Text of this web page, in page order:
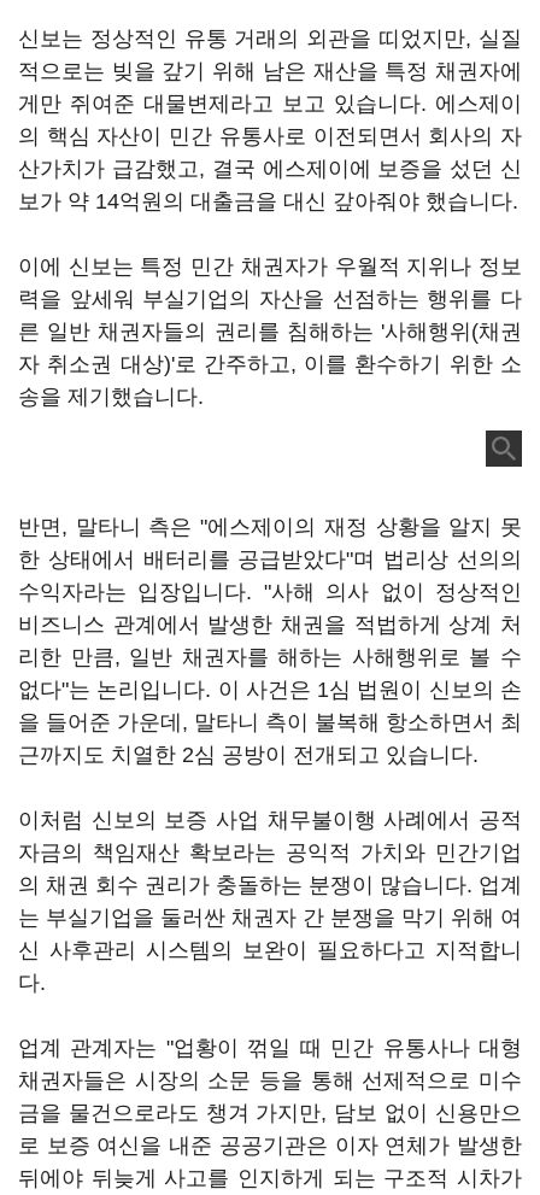
신보는 정상적인 유통 거래의 외관을 띠었지만, 실질
적으로는 빚을 갚기 위해 남은 재산을 특정 채권자에
게만 쥐여준 대물변제라고 보고 있습니다. 에스제이
의 핵심 자산이 민간 유통사로 이전되면서 회사의 자
산가치가 급감했고, 결국 에스제이에 보증을 섰던 신
보가 약 14억원의 대출금을 대신 갚아줘야 했습니다.
이에 신보는 특정 민간 채권자가 우월적 지위나 정보
력을 앞세워 부실기업의 자산을 선점하는 행위를 다
른 일반 채권자들의 권리를 침해하는 '사해행위(채권
자 취소권 대상)'로 간주하고, 이를 환수하기 위한 소
송을 제기했습니다.
반면, 말타니 측은 "에스제이의 재정 상황을 알지 못
한 상태에서 배터리를 공급받았다"며 법리상 선의의
수익자라는 입장입니다. "사해 의사 없이 정상적인
비즈니스 관계에서 발생한 채권을 적법하게 상계 처
리한 만큼, 일반 채권자를 해하는 사해행위로 볼 수
없다"는 논리입니다. 이 사건은 1심 법원이 신보의 손
을 들어준 가운데, 말타니 측이 불복해 항소하면서 최
근까지도 치열한 2심 공방이 전개되고 있습니다.
이처럼 신보의 보증 사업 채무불이행 사례에서 공적
자금의 책임재산 확보라는 공익적 가치와 민간기업
의 채권 회수 권리가 충돌하는 분쟁이 많습니다. 업계
는 부실기업을 둘러싼 채권자 간 분쟁을 막기 위해 여
신 사후관리 시스템의 보완이 필요하다고 지적합니
다.
업계 관계자는 "업황이 꺾일 때 민간 유통사나 대형
채권자들은 시장의 소문 등을 통해 선제적으로 미수
금을 물건으로라도 챙겨 가지만, 담보 없이 신용만으
로 보증 여신을 내준 공공기관은 이자 연체가 발생한
뒤에야 뒤늦게 사고를 인지하게 되는 구조적 시차가